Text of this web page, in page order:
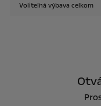
Voliteľná výbava celkom